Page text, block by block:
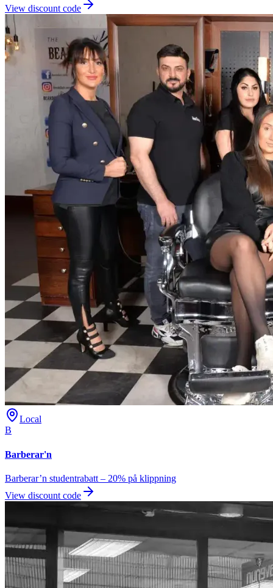
View discount code
Local
B
Barberar'n
Barberar’n studentrabatt – 20% på klippning
View discount code